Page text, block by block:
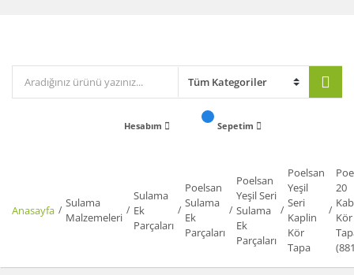
Hesabım Sepetim
Anasayfa
Sulama
Malzemeleri
Sulama
Ek
Parçaları
Poelsan
Sulama
Ek
Parçaları
Poelsan
Yeşil Seri
Sulama
Ek
Parçaları
Poelsan
Yeşil
Seri
Kaplin
Kör
Tapa
20
Kör